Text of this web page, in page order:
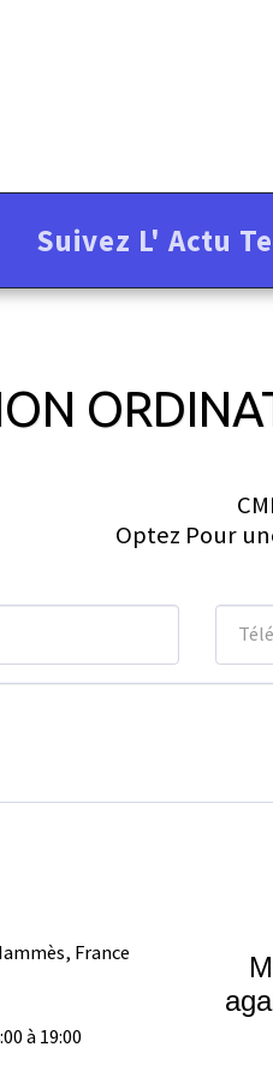
Suivez L' Actu
Optez Pour
France
à 19:00